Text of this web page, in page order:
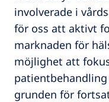
involverade i
för oss att aktivt
marknaden för
möjlighet att
grunden för